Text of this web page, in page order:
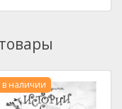
в наличии